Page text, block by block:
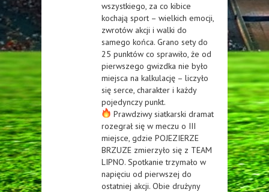
wszystkiego, za co kibice
kochają sport – wielkich emocji,
zwrotów akcji i walki do
samego końca. Grano sety do
25 punktów co sprawiło, że od
pierwszego gwizdka nie było
miejsca na kalkulację – liczyło
się serce, charakter i każdy
pojedynczy punkt.
Prawdziwy siatkarski dramat
rozegrał się w meczu o III
miejsce, gdzie POJEZIERZE
BRZUZE zmierzyło się z TEAM
LIPNO. Spotkanie trzymało w
napięciu od pierwszej do
ostatniej akcji. Obie drużyny